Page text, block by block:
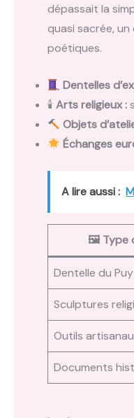
dépassait la
quasi sacrée,
poétiques.
Dentelles
🕯 Arts religieux :
Objets
Échanges
A lire aussi :
🖼 Type
Dentelle du Puy
Sculptures
Outils
Documents